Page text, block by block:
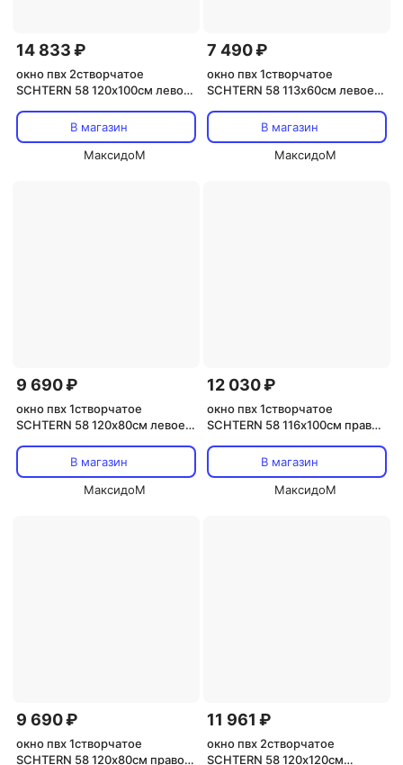
14 833 ₽
окно пвх 2створчатое
SСHTERN 58 120х100см левое
поворотно-откидное
В магазин
МаксидоМ
7 490 ₽
окно пвх 1створчатое
SСHTERN 58 113х60см левое
В магазин
МаксидоМ
9 690 ₽
окно пвх 1створчатое
SСHTERN 58 120х80см левое
В магазин
МаксидоМ
12 030 ₽
окно пвх 1створчатое
SСHTERN 58 116х100см правое
В магазин
МаксидоМ
9 690 ₽
окно пвх 1створчатое
SСHTERN 58 120х80см правое
11 961 ₽
окно пвх 2створчатое
SСHTERN 58 120х120см